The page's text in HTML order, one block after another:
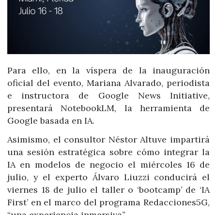
Para ello, en la víspera de la inauguración
oficial del evento, Mariana Alvarado, periodista
e instructora de Google News Initiative,
presentará NotebookLM, la herramienta de
Google basada en IA.
Asimismo, el consultor Néstor Altuve impartirá
una sesión estratégica sobre cómo integrar la
IA en modelos de negocio el miércoles 16 de
julio, y el experto Álvaro Liuzzi conducirá el
viernes 18 de julio el taller o ‘bootcamp’ de ‘IA
First’ en el marco del programa Redacciones5G,